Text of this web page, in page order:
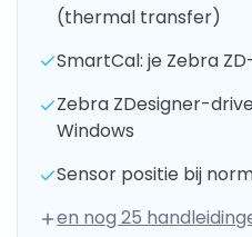
(thermal transfer)
SmartCal: je Zebra
Zebra ZDesigner-
Windows
Sensor positie bij
en nog 25